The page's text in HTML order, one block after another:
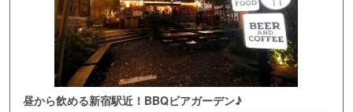
昼から飲める新宿駅近！BBQビアガーデン♪